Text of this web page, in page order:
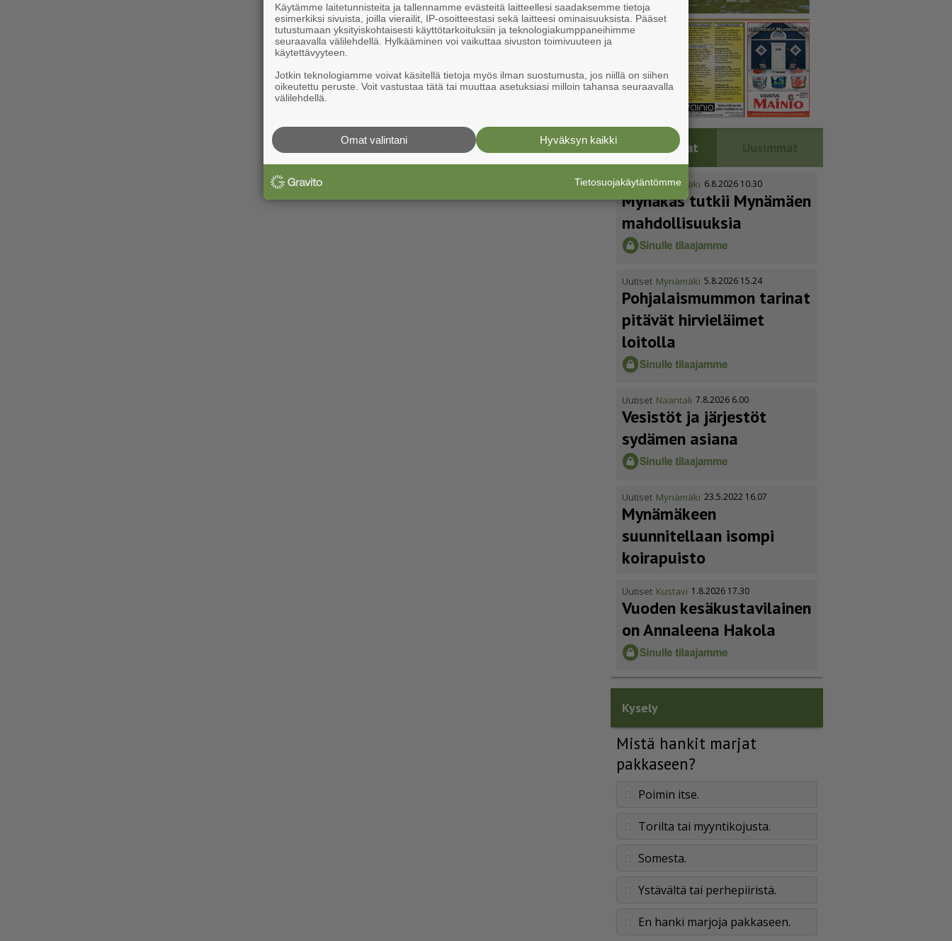
Luetuimmat Uusimmat
Uutiset Mynämäki 6.8.2026 10.30
Mynäkäs tutkii Mynämäen
mahdol­li­suuksia
Uutiset Mynämäki 5.8.2026 15.24
Pohja­lais­mummon tarinat
pitävät hirvieläimet
loitolla
Uutiset Naantali 7.8.2026 6.00
Vesistöt ja järjestöt
sydämen asiana
Uutiset Mynämäki 23.5.2022 16.07
Mynämäkeen
suunnitellaan isompi
koirapuisto
Uutiset Kustavi 1.8.2026 17.30
Vuoden kesäkus­ta­vi­lainen
on Annaleena Hakola
Kysely
Mistä hankit marjat
pakkaseen?
Poimin itse.
Torilta tai myyntikojusta.
Somesta.
Ystävältä tai perhepiiristä.
En hanki marjoja pakkaseen.
Käytämme laitetunnisteita ja tallennamme evästeitä laitteellesi saadaksemme tietoja
esimerkiksi sivuista, joilla vierailit, IP-osoitteestasi sekä laitteesi ominaisuuksista. Pääset
tutustumaan yksityiskohtaisesti käyttötarkoituksiin ja teknologiakumppaneihimme
seuraavalla välilehdellä. Hylkääminen voi vaikuttaa sivuston toimivuuteen ja
käytettävyyteen.
Jotkin teknologiamme voivat käsitellä tietoja myös ilman suostumusta, jos niillä on siihen
oikeutettu peruste. Voit vastustaa tätä tai muuttaa asetuksiasi milloin tahansa seuraavalla
välilehdellä.
Hyväksyn kaikki
Omat valintani
Tietosuojakäytäntömme